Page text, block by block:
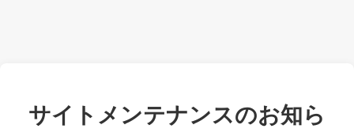
サイトメンテナンスのお知ら